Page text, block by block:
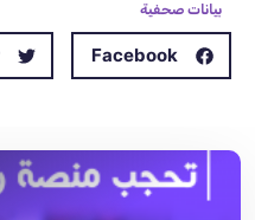
بيانات صحفية
Facebook